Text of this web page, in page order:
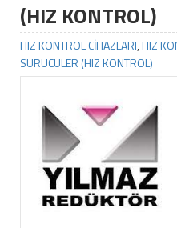
(HIZ KONTROL)
HIZ KONTROL CİHAZLARI,HIZ
SÜRÜCÜLER (HIZ KONTROL)